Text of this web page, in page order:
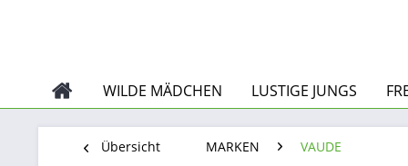
WILDE MÄDCHEN LUSTIGE JUNGS
Übersicht MARKEN VAUDE